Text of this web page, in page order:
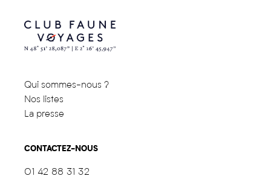
Qui sommes-nous ?
Nos listes
La presse
CONTACTEZ-NOUS
01 42 88 31 32